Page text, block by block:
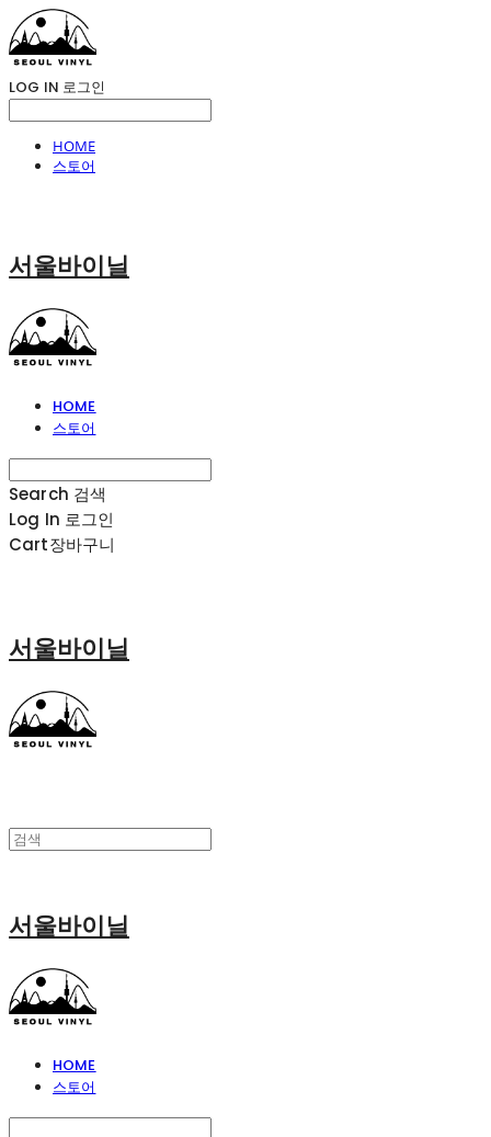
LOG IN 로그인
HOME
스토어
서울바이닐
HOME
스토어
Search 검색
Log In 로그인
Cart장바구니
서울바이닐
서울바이닐
HOME
스토어